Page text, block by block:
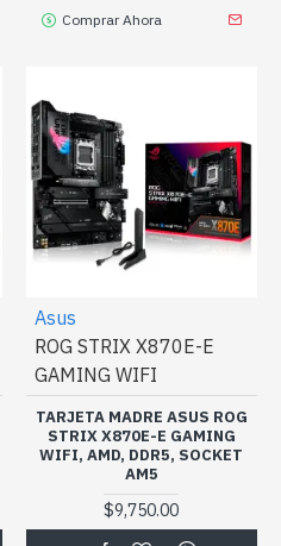
Comprar Ahora
Asus
ROG STRIX X870E-E
GAMING WIFI
TARJETA MADRE ASUS ROG
STRIX X870E-E GAMING
WIFI, AMD, DDR5, SOCKET
AM5
$9,750.00